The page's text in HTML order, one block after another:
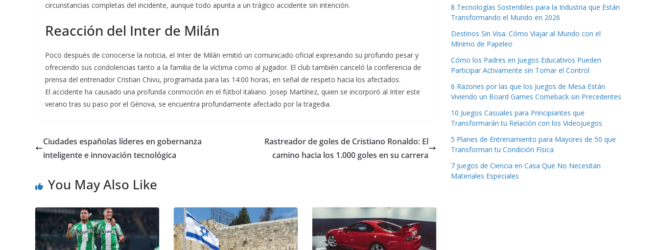
circunstancias completas del incidente, aunque todo apunta a un trágico accidente sin intención.
Reacción del Inter de Milán
Poco después de conocerse la noticia, el Inter de Milán emitió un comunicado oficial expresando su profundo pesar y
ofreciendo sus condolencias tanto a la familia de la víctima como al jugador. El club también canceló la conferencia de
prensa del entrenador Cristian Chivu, programada para las 14:00 horas, en señal de respeto hacia los afectados.
El accidente ha causado una profunda conmoción en el fútbol italiano. Josep Martínez, quien se incorporó al Inter este
verano tras su paso por el Génova, se encuentra profundamente afectado por la tragedia.
Ciudades españolas líderes en gobernanza
inteligente e innovación tecnológica
Rastreador de goles de Cristiano Ronaldo: El
camino hacia los 1.000 goles en su carrera
You May Also Like
8 Tecnologías Sostenibles para la Industria que Están
Transformando el Mundo en 2026
Destinos Sin Visa: Cómo Viajar al Mundo con el
Mínimo de Papeleo
Cómo los Padres en Juegos Educativos Pueden
Participar Activamente sin Tomar el Control
6 Razones por las que los Juegos de Mesa Están
Viviendo un Board Games Comeback sin Precedentes
10 Juegos Casuales para Principiantes que
Transformarán tu Relación con los Videojuegos
5 Planes de Entrenamiento para Mayores de 50 que
Transforman tu Condición Física
7 Juegos de Ciencia en Casa Que No Necesitan
Materiales Especiales